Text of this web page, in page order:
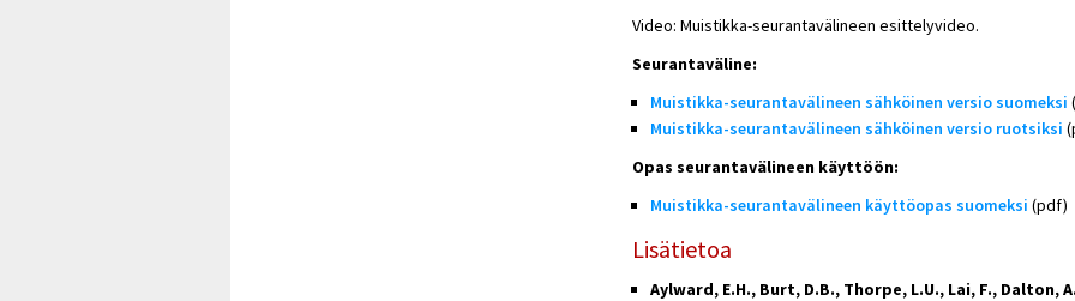
Video: Muistikka-seurantavälineen esittelyvideo.
Seurantaväline:
Muistikka-seurantavälineen sähköinen versio suomeksi
Muistikka-seurantavälineen sähköinen versio ruotsiksi
Opas seurantavälineen käyttöön:
Muistikka-seurantavälineen käyttöopas suomeksi (pdf)
Lisätietoa
Aylward, E.H., Burt, D.B., Thorpe, L.U., Lai, F., Dalton,